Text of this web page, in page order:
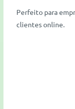
Perfeito para
clientes online.